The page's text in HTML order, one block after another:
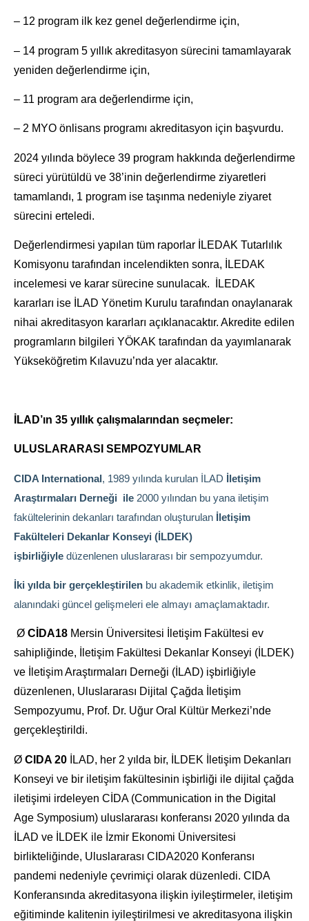
– 12 program ilk kez genel değerlendirme için,
– 14 program 5 yıllık akreditasyon sürecini tamamlayarak
yeniden değerlendirme için,
– 11 program ara değerlendirme için,
– 2 MYO önlisans programı akreditasyon için başvurdu.
2024 yılında böylece 39 program hakkında değerlendirme
süreci yürütüldü ve 38’inin değerlendirme ziyaretleri
tamamlandı, 1 program ise taşınma nedeniyle ziyaret
sürecini erteledi.
Değerlendirmesi yapılan tüm raporlar İLEDAK Tutarlılık
Komisyonu tarafından incelendikten sonra, İLEDAK
incelemesi ve karar sürecine sunulacak. İLEDAK
kararları ise İLAD Yönetim Kurulu tarafından onaylanarak
nihai akreditasyon kararları açıklanacaktır. Akredite edilen
programların bilgileri YÖKAK tarafından da yayımlanarak
Yükseköğretim Kılavuzu’nda yer alacaktır.
İLAD’ın 35 yıllık çalışmalarından seçmeler:
ULUSLARARASI SEMPOZYUMLAR
CIDA International , 1989 yılında kurulan İLAD
İletişim
Araştırmaları Derneği ile 2000 yılından bu yana iletişim
fakültelerinin dekanları tarafından oluşturulan
İletişim
Fakülteleri Dekanlar Konseyi (İLDEK)
işbirliğiyle düzenlenen uluslararası bir sempozyumdur.
İki yılda bir gerçekleştirilen bu akademik etkinlik, iletişim
alanındaki güncel gelişmeleri ele almayı amaçlamaktadır.
Ø CİDA18 Mersin Üniversitesi İletişim Fakültesi ev
sahipliğinde, İletişim Fakültesi Dekanlar Konseyi (İLDEK)
ve İletişim Araştırmaları Derneği (İLAD) işbirliğiyle
düzenlenen, Uluslararası Dijital Çağda İletişim
Sempozyumu, Prof. Dr. Uğur Oral Kültür Merkezi’nde
gerçekleştirildi.
Ø CIDA 20 İLAD, her 2 yılda bir, İLDEK İletişim Dekanları
Konseyi ve bir iletişim fakültesinin işbirliği ile dijital çağda
iletişimi irdeleyen CİDA (Communication in the Digital
Age Symposium) uluslararası konferansı 2020 yılında da
İLAD ve İLDEK ile İzmir Ekonomi Üniversitesi
birlikteliğinde, Uluslararası CIDA2020 Konferansı
pandemi nedeniyle çevrimiçi olarak düzenledi. CIDA
Konferansında akreditasyona ilişkin iyileştirmeler, iletişim
eğitiminde kalitenin iyileştirilmesi ve akreditasyona ilişkin